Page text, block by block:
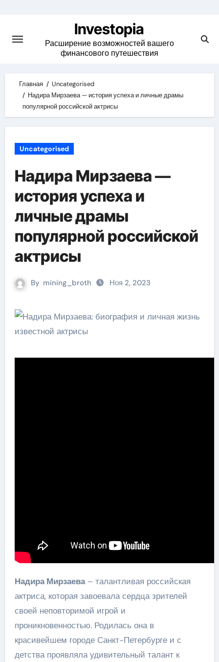
content
Investopia
Расширение возможностей вашего
финансового путешествия
Главная
Uncategorised
Надира Мирзаева — история успеха и личные драмы
популярной российской актрисы
Uncategorised
Надира Мирзаева —
история успеха и
личные драмы
популярной российской
актрисы
By mining_broth Ноя 2, 2023
Надира Мирзаева– талантливая российская
актриса, которая завоевала сердца зрителей
своей неповторимой игрой и
проникновенностью. Родилась она в
красивейшем городе Санкт-Петербурге и с
детства проявляла удивительный талант к